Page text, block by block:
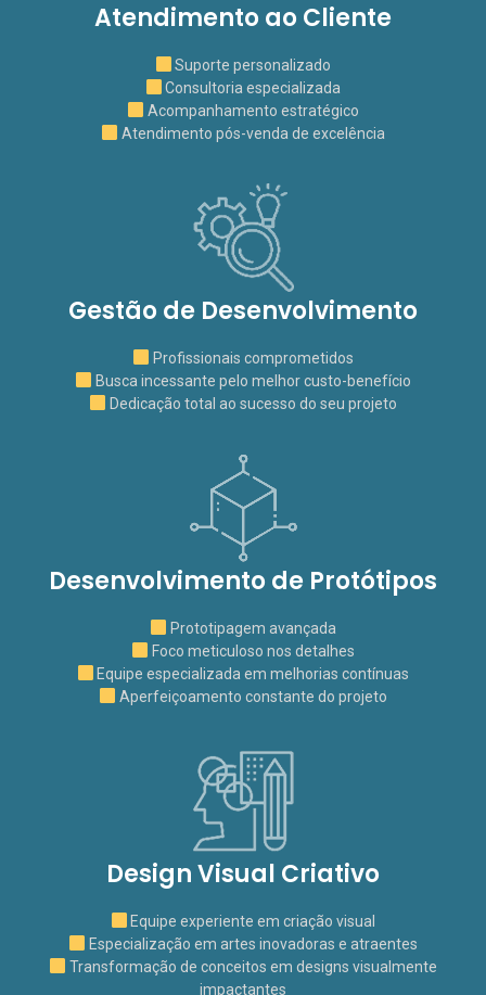
Atendimento ao Cliente
Suporte personalizado
Consultoria especializada
Acompanhamento estratégico
Atendimento pós-venda de excelência
Gestão de Desenvolvimento
Profissionais comprometidos
Busca incessante pelo melhor custo-benefício
Dedicação total ao sucesso do seu projeto
Desenvolvimento de Protótipos
Prototipagem avançada
Foco meticuloso nos detalhes
Equipe especializada em melhorias contínuas
Aperfeiçoamento constante do projeto
Design Visual Criativo
Equipe experiente em criação visual
Especialização em artes inovadoras e atraentes
Transformação de conceitos em designs visualmente
impactantes